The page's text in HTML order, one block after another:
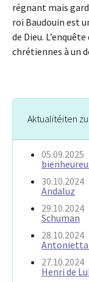
régnant mais
roi Baudouin est
de Dieu.
chrétiennes à un
Aktualitéiten
05.09.2025
30.10.2024
Andaluz
29.10.2024
Schuman
28.10.2024
Antonietta
27.10.2024
Henri de